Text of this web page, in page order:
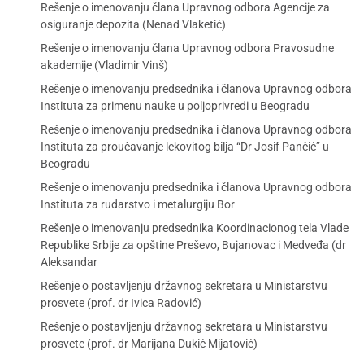
Rešenje o imenovanju člana Upravnog odbora Agencije za
osiguranje depozita (Nenad Vlaketić)
Rešenje o imenovanju člana Upravnog odbora Pravosudne
akademije (Vladimir Vinš)
Rešenje o imenovanju predsednika i članova Upravnog odbora
Instituta za primenu nauke u poljoprivredi u Beogradu
Rešenje o imenovanju predsednika i članova Upravnog odbora
Instituta za proučavanje lekovitog bilja “Dr Josif Pančić” u
Beogradu
Rešenje o imenovanju predsednika i članova Upravnog odbora
Instituta za rudarstvo i metalurgiju Bor
Rešenje o imenovanju predsednika Koordinacionog tela Vlade
Republike Srbije za opštine Preševo, Bujanovac i Medveđa (dr
Aleksandar
Rešenje o postavljenju državnog sekretara u Ministarstvu
prosvete (prof. dr Ivica Radović)
Rešenje o postavljenju državnog sekretara u Ministarstvu
prosvete (prof. dr Marijana Dukić Mijatović)